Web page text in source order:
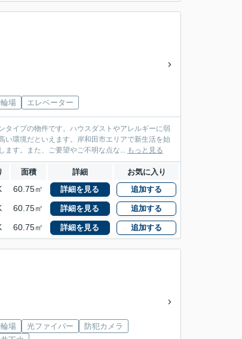
場 エレベーター
タイプの物件です。ハウスダストやアレルギーに弱
い環境だといえます。岸和田市エリアで新生活を始
ます。また、ご要望やご不明な点な... もっと見る
面積 詳細 お気に入り
60.75㎡ 詳細を見る 追加する
60.75㎡ 詳細を見る 追加する
60.75㎡ 詳細を見る 追加する
場 光ファイバー
防犯カメラ